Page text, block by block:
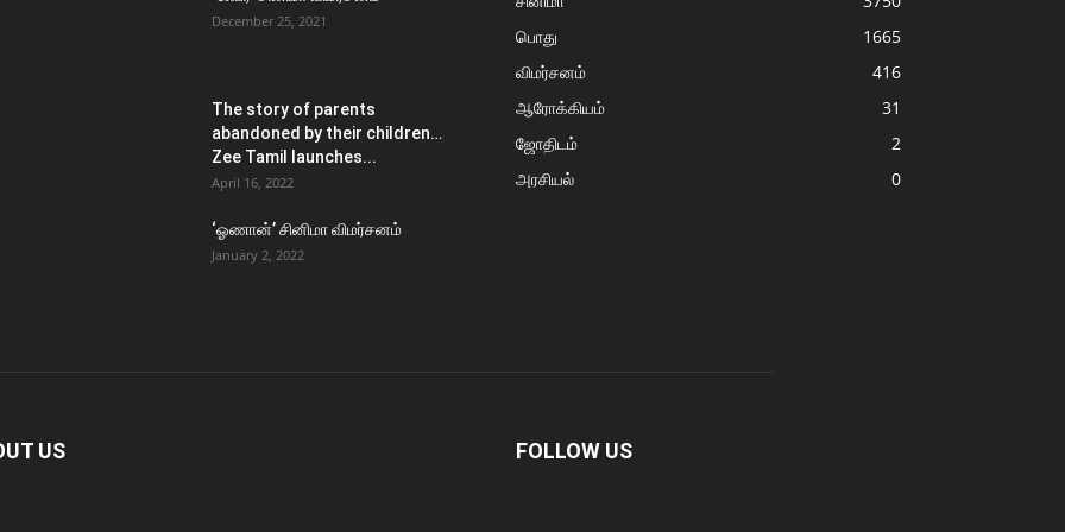
December 25, 2021
The story of parents
abandoned by their children…
Zee Tamil launches...
April 16, 2022
‘ஓணான்’ சினிமா விமர்சனம்
January 2, 2022
பொது
1665
விமர்சனம்
416
ஆரோக்கியம்
31
ஜோதிடம்
2
அரசியல்
0
US FOLLOW US